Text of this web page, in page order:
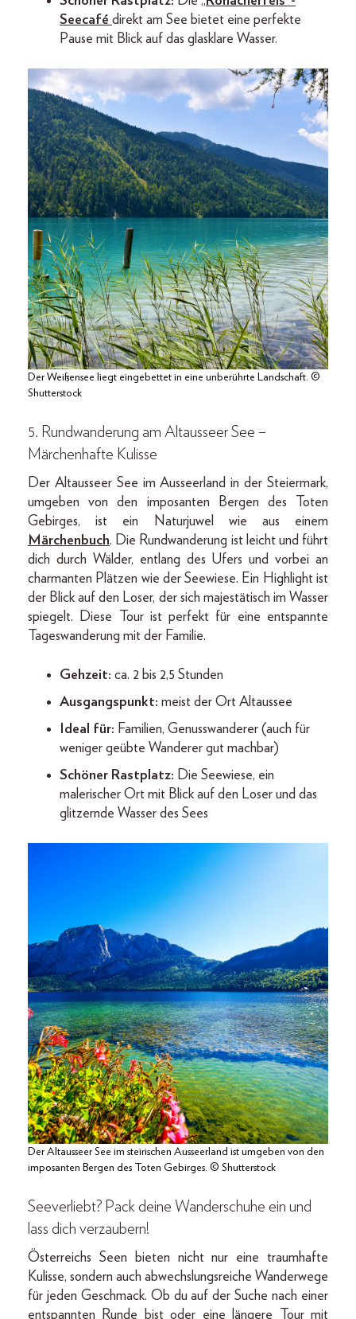
Seecafé direkt am See bietet eine perfekte
Pause mit Blick auf das glasklare Wasser.
Der Weißensee liegt eingebettet in eine unberührte Landschaft. ©
Shutterstock
5. Rundwanderung am Altausseer See –
Märchenhafte Kulisse
Der Altausseer See im Ausseerland in der Steiermark,
umgeben von den imposanten Bergen des Toten
Gebirges, ist ein Naturjuwel wie aus einem
Märchenbuch. Die Rundwanderung ist leicht und führt
dich durch Wälder, entlang des Ufers und vorbei an
charmanten Plätzen wie der Seewiese. Ein Highlight ist
der Blick auf den Loser, der sich majestätisch im Wasser
spiegelt. Diese Tour ist perfekt für eine entspannte
Tageswanderung mit der Familie.
Gehzeit: ca. 2 bis 2,5 Stunden
Ausgangspunkt: meist der Ort Altaussee
Ideal für: Familien, Genusswanderer (auch für
weniger geübte Wanderer gut machbar)
Schöner Rastplatz: Die Seewiese, ein
malerischer Ort mit Blick auf den Loser und das
glitzernde Wasser des Sees
Der Altausseer See im steirischen Ausseerland ist umgeben von den
imposanten Bergen des Toten Gebirges. © Shutterstock
Seeverliebt? Pack deine Wanderschuhe ein und
lass dich verzaubern!
Österreichs Seen bieten nicht nur eine traumhafte
Kulisse, sondern auch abwechslungsreiche Wanderwege
für jeden Geschmack. Ob du auf der Suche nach einer
entspannten Runde bist oder eine längere Tour mit